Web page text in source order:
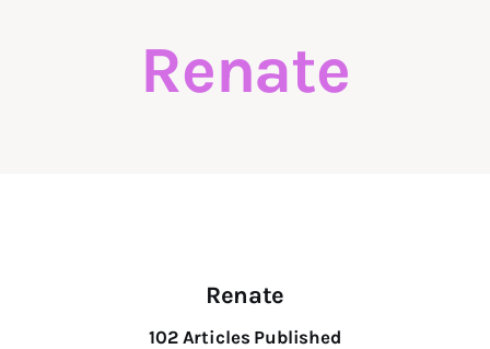
Renate
Gezondheid
Zakelijk
Renate
102Articles Published